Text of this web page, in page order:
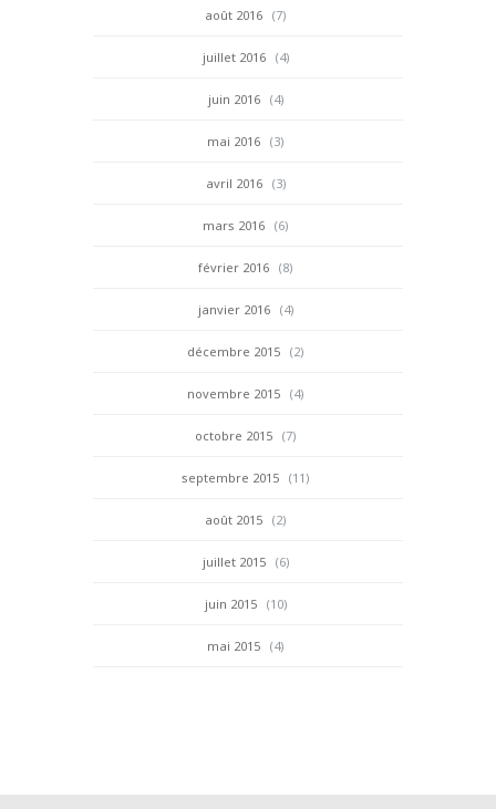
août 2016 (7)
juillet 2016 (4)
juin 2016 (4)
mai 2016 (3)
avril 2016 (3)
mars 2016 (6)
février 2016 (8)
janvier 2016 (4)
décembre 2015 (2)
novembre 2015 (4)
octobre 2015 (7)
septembre 2015 (11)
août 2015 (2)
juillet 2015 (6)
juin 2015 (10)
mai 2015 (4)